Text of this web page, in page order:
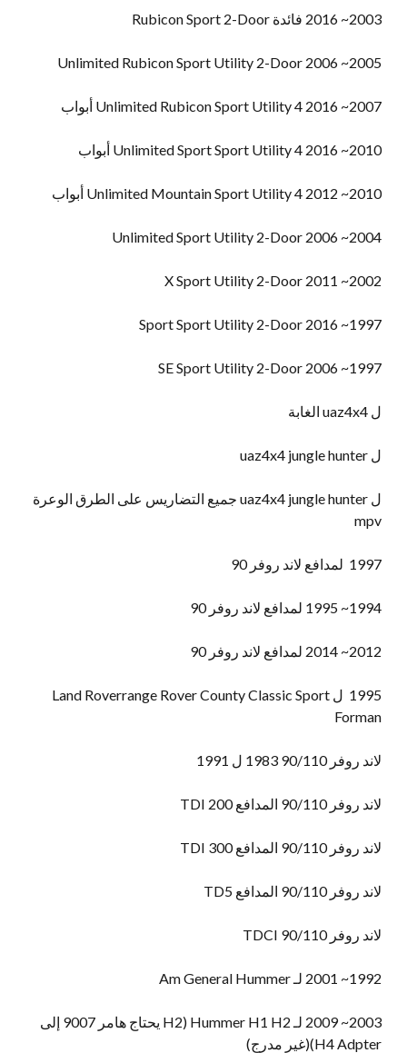
2003~ 2016 فائدة Rubicon Sport 2-Door
2005~ 2006 Unlimited Rubicon Sport Utility 2-Door
2007~ 2016 Unlimited Rubicon Sport Utility 4 أبواب
2010~ 2016 Unlimited Sport Sport Utility 4 أبواب
2010~ 2012 Unlimited Mountain Sport Utility 4 أبواب
2004~ 2006 Unlimited Sport Utility 2-Door
2002~ 2011 X Sport Utility 2-Door
1997~ 2016 Sport Sport Utility 2-Door
1997~ 2006 SE Sport Utility 2-Door
ل uaz4x4 الغابة
ل uaz4x4 jungle hunter
ل uaz4x4 jungle hunter جميع التضاريس على الطرق الوعرة
mpv
1997 لمدافع لاند روفر 90
1994~ 1995 لمدافع لاند روفر 90
2012~ 2014 لمدافع لاند روفر 90
1995 ل Land Roverrange Rover County Classic Sport
Forman
لاند روفر 90/110 1983 ل 1991
لاند روفر 90/110 المدافع 200 TDI
لاند روفر 90/110 المدافع 300 TDI
لاند روفر 90/110 المدافع TD5
لاند روفر 90/110 TDCI
1992~ 2001 لـ Am General Hummer
2003~ 2009 لـ Hummer H1 H2 (H2 يحتاج هامر 9007 إلى
H4 Adpter)(غير مدرج)